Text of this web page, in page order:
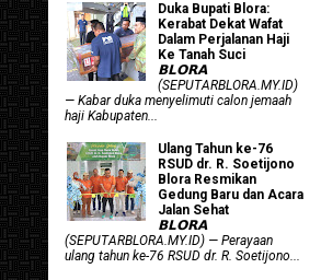
Duka Bupati Blora:
Kerabat Dekat Wafat
Dalam Perjalanan Haji
Ke Tanah Suci
𝗕𝗟𝗢𝗥𝗔
(SEPUTARBLORA.MY.ID)
— Kabar duka menyelimuti calon jemaah
haji Kabupaten...
Ulang Tahun ke-76
RSUD dr. R. Soetijono
Blora Resmikan
Gedung Baru dan Acara
Jalan Sehat
𝗕𝗟𝗢𝗥𝗔
(SEPUTARBLORA.MY.ID) — Perayaan
ulang tahun ke-76 RSUD dr. R. Soetijono...